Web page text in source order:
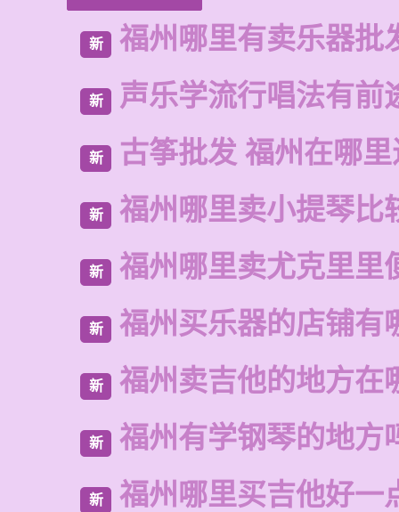
新 福州哪里有卖乐器批
新 声乐学流行唱法有前
新 古筝批发 福州在哪
新 福州哪里卖小提琴比
新 福州哪里卖尤克里里
新 福州买乐器的店铺有
新 福州卖吉他的地方在
新 福州有学钢琴的地方
新 福州哪里买吉他好一